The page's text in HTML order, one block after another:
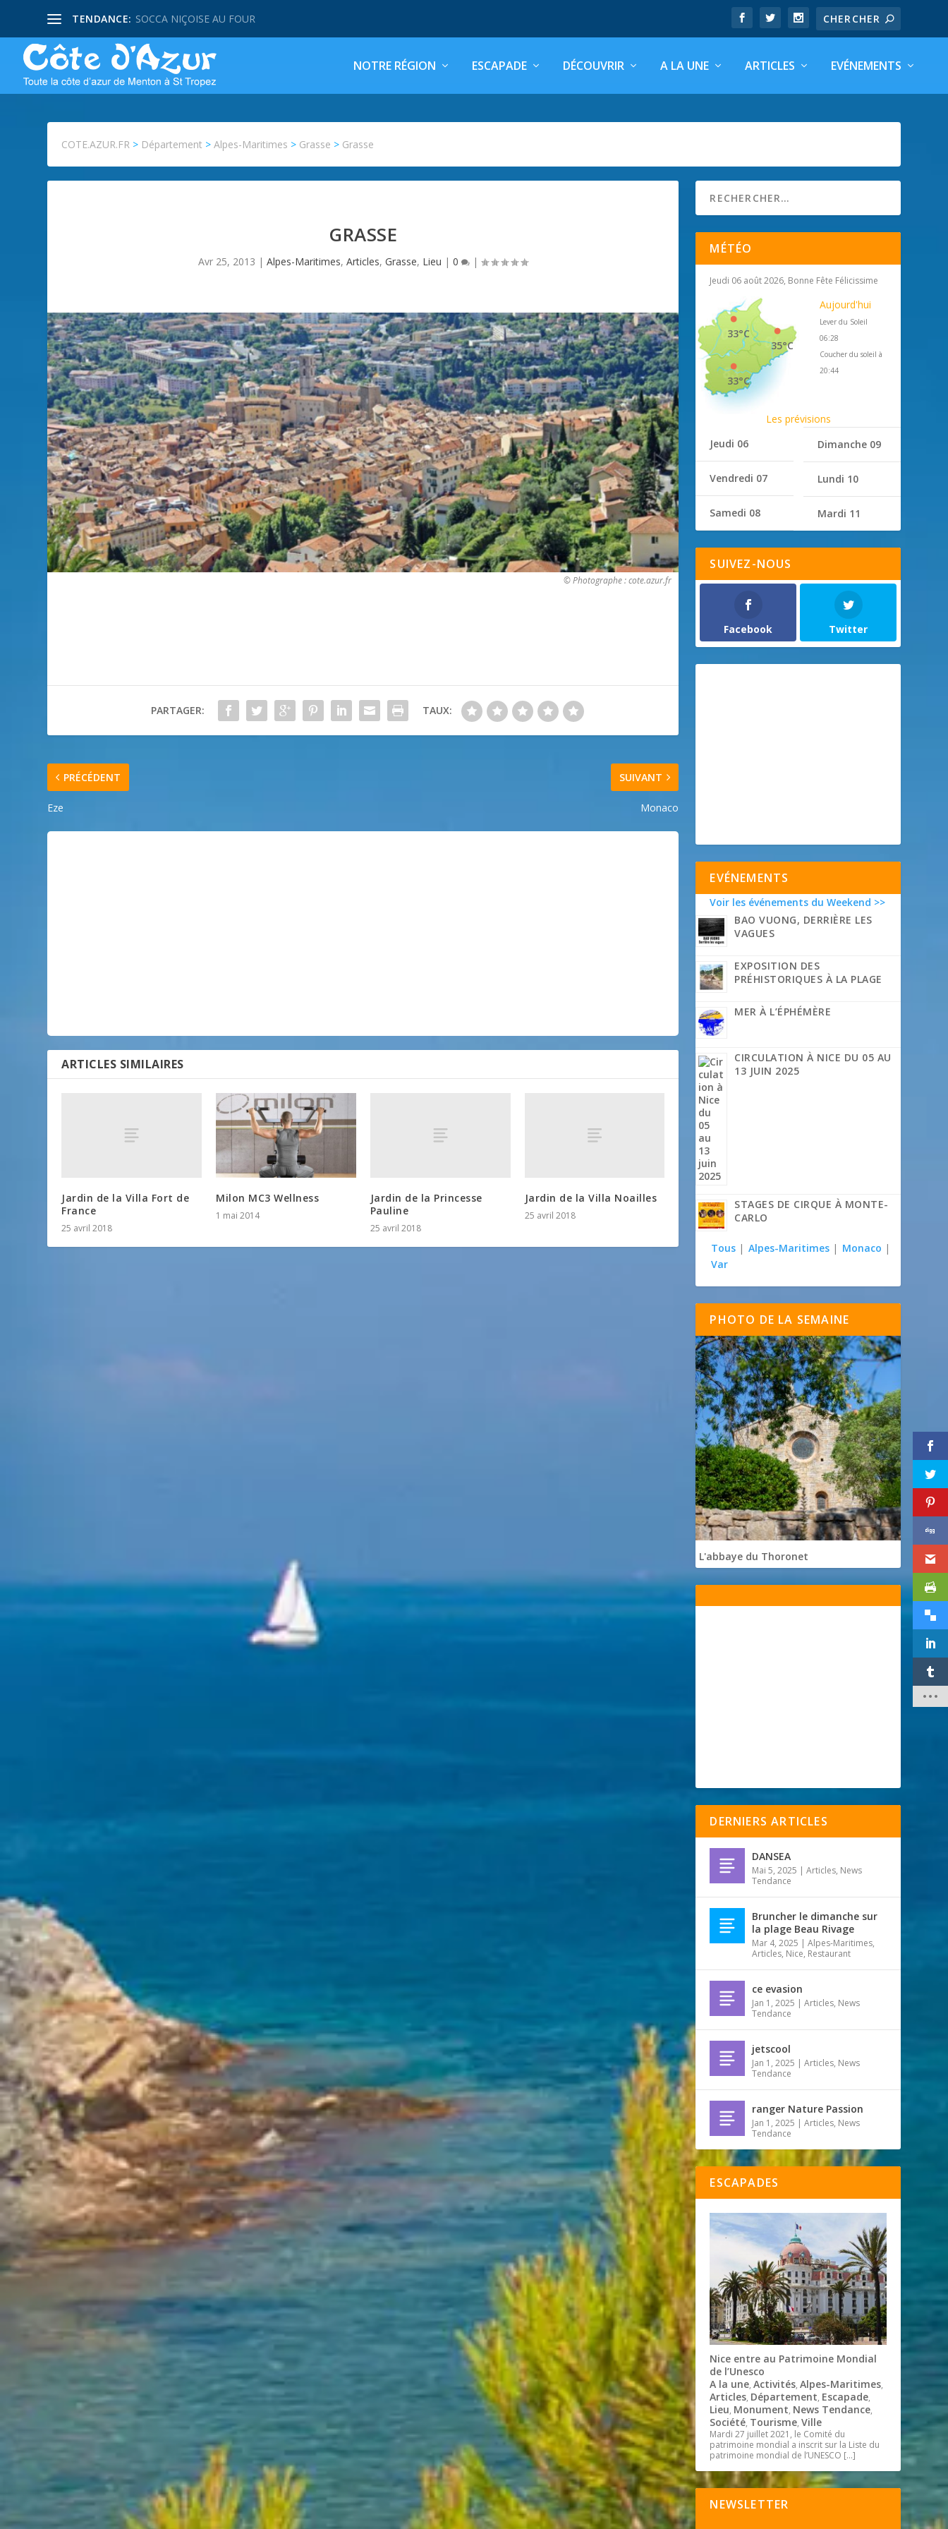
TENDANCE: SOCCA NIÇOISE AU FOUR
NOTRE RÉGION ESCAPADE DÉCOUVRIR A LA UNE ARTICLES EVÉNEMENTS
COTE.AZUR.FR > Département >Alpes-Maritimes > Grasse > Grasse
GRASSE
Avr 25, 2013 |Alpes-Maritimes,Articles,Grasse, Lieu |0 |
© Photographe : cote.azur.fr
PARTAGER: TAUX:
PRÉCÉDENT
Eze
SUIVANT
Monaco
ARTICLES SIMILAIRES
Jardin de la Villa Fort de
France
25 avril 2018
Milon MC3 Wellness
1 mai 2014
Jardin de la Princesse
Pauline
25 avril 2018
Jardin de la Villa Noailles
25 avril 2018
MÉTÉO
Jeudi 06 août 2026, Bonne Fête Félicissime
35°C
33°C
33°C
Aujourd'hui
Lever du Soleil
06:28
Coucher du soleil à
20:44
Les prévisions
Jeudi 06
Vendredi 07
Samedi 08
Dimanche 09
Lundi 10
Mardi 11
SUIVEZ-NOUS
Facebook Twitter
EVÉNEMENTS
Voir les événements du Weekend >>
BAO VUONG, DERRIÈRE LES
VAGUES
EXPOSITION DES
PRÉHISTORIQUES À LA PLAGE
MER À L’ÉPHÉMÈRE
CIRCULATION À NICE DU 05 AU
13 JUIN 2025
STAGES DE CIRQUE À MONTE-
CARLO
Tous | Alpes-Maritimes | Monaco |
Var
PHOTO DE LA SEMAINE
L'abbaye du Thoronet
DERNIERS ARTICLES
DANSEA
Mai 5, 2025 |Articles, News
Tendance
Bruncher le dimanche sur
la plage Beau Rivage
Mar 4, 2025 |Alpes-Maritimes,
Articles, Nice, Restaurant
ce evasion
Jan 1, 2025 |Articles, News
Tendance
jetscool
Jan 1, 2025 |Articles, News
Tendance
ranger Nature Passion
Jan 1, 2025 |Articles, News
Tendance
ESCAPADES
Nice entre au Patrimoine Mondial
de l’Unesco
A la une,Activités,Alpes-Maritimes,
Articles, Département, Escapade,
Lieu, Monument, News Tendance,
Société, Tourisme,Ville
Mardi 27 juillet 2021, le Comité du
patrimoine mondial a inscrit sur la Liste du
patrimoine mondial de l’UNESCO […]
NEWSLETTER